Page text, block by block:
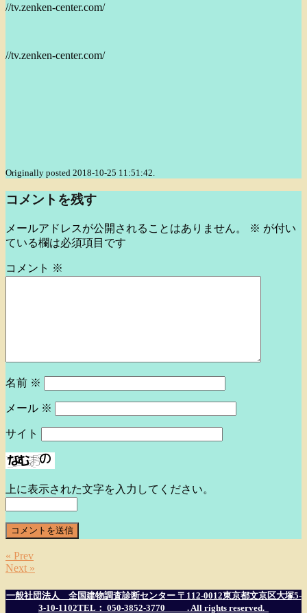
//tv.zenken-center.com/
//tv.zenken-center.com/
Originally posted 2018-10-25 11:51:42.
コメントを残す
メールアドレスが公開されることはありません。 ※ が付い
ている欄は必須項目です
コメント ※
名前 ※
メール ※
サイト
上に表示された文字を入力してください。
« Prev
Next »
一般社団法人 全国建物調査診断センター 〒112-0012東京都文京区大塚5-
3-10-1102TEL： 050-3852-3770
. All rights reserved.